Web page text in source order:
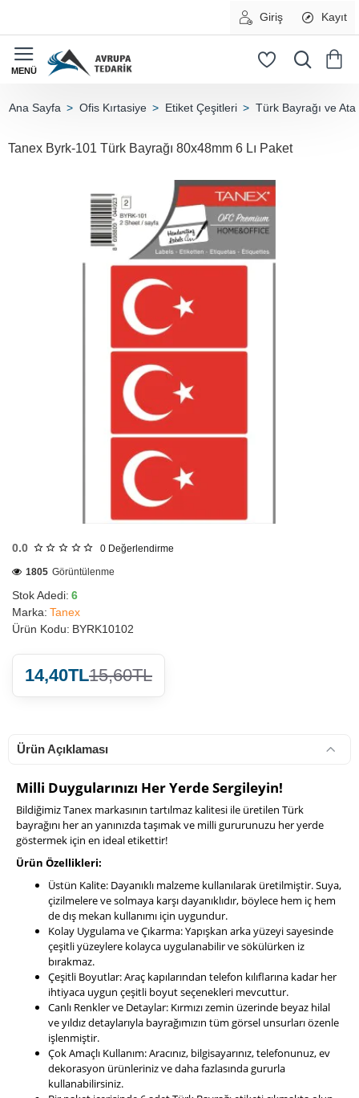
Giriş Kayıt
Ofis Kırtasiye Etiket Çeşitleri Türk Bayrağı ve
Tanex Byrk-101 Türk Bayrağı 80x48mm 6 Lı Paket
0.0 0 Değerlendirme
Stok Adedi: 6
Marka: Tanex
Ürün Kodu: BYRK10102
1805 Görüntülenme
14,40TL15,60TL
Ürün Açıklaması
Milli Duygularınızı Her Yerde Sergileyin!
Bildiğimiz Tanex markasının tartılmaz kalitesi ile üretilen Türk
bayrağını her an yanınızda taşımak ve milli gururunuzu her yerde
göstermek için en ideal etikettir!
Ürün Özellikleri:
Üstün Kalite: Dayanıklı malzeme kullanılarak üretilmiştir. Suya,
çizilmelere ve solmaya karşı dayanıklıdır, böylece hem iç hem
de dış mekan kullanımı için uygundur.
Kolay Uygulama ve Çıkarma: Yapışkan arka yüzeyi sayesinde
çeşitli yüzeylere kolayca uygulanabilir ve sökülürken iz
bırakmaz.
Çeşitli Boyutlar: Araç kapılarından telefon kılıflarına kadar her
ihtiyaca uygun çeşitli boyut seçenekleri mevcuttur.
Canlı Renkler ve Detaylar: Kırmızı zemin üzerinde beyaz hilal
ve yıldız detaylarıyla bayrağımızın tüm görsel unsurları özenle
işlenmiştir.
Çok Amaçlı Kullanım: Aracınız, bilgisayarınız, telefonunuz, ev
dekorasyon ürünleriniz ve daha fazlasında gururla
kullanabilirsiniz.